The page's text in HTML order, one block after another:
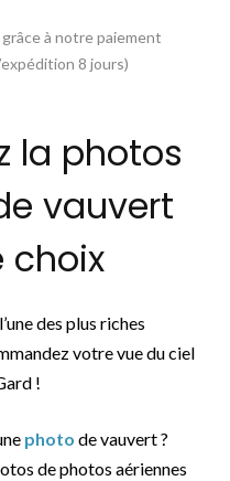
à notre paiement
8 jours)
la photos
vauvert
choix
des plus riches
votre vue du ciel
!
photo de vauvert ?
de photos aériennes